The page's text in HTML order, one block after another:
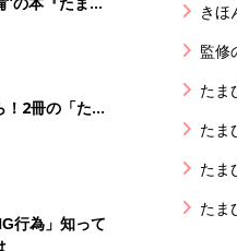
きほ
監修
たま
たま
たま
たま